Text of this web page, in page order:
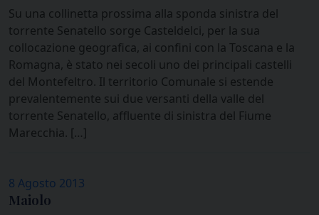
Su una collinetta prossima alla sponda sinistra del
torrente Senatello sorge Casteldelci, per la sua
collocazione geografica, ai confini con la Toscana e la
Romagna, è stato nei secoli uno dei principali castelli
del Montefeltro. Il territorio Comunale si estende
prevalentemente sui due versanti della valle del
torrente Senatello, affluente di sinistra del Fiume
Marecchia. […]
8 Agosto 2013
Maiolo